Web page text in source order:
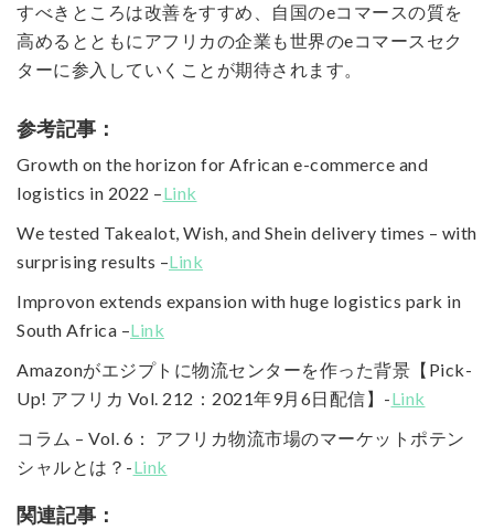
すべきところは改善をすすめ、自国のeコマースの質を
高めるとともにアフリカの企業も世界のeコマースセク
ターに参入していくことが期待されます。
参考記事：
Growth on the horizon for African e-commerce and
logistics in 2022 –Link
We tested Takealot, Wish, and Shein delivery times – with
surprising results –Link
Improvon extends expansion with huge logistics park in
South Africa –Link
Amazonがエジプトに物流センターを作った背景【Pick-
Up! アフリカ Vol. 212：2021年9月6日配信】-Link
コラム – Vol. 6： アフリカ物流市場のマーケットポテン
シャルとは？-Link
関連記事：